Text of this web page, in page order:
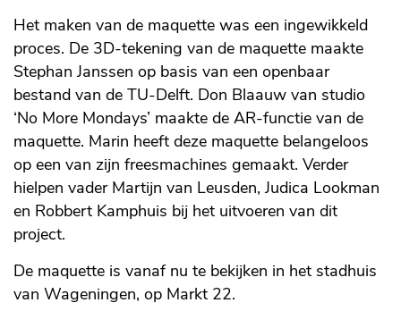
Het maken van de maquette was een ingewikkeld
proces. De 3D-tekening van de maquette maakte
Stephan Janssen op basis van een openbaar
bestand van de TU-Delft. Don Blaauw van studio
‘No More Mondays’ maakte de AR-functie van de
maquette. Marin heeft deze maquette belangeloos
op een van zijn freesmachines gemaakt. Verder
hielpen vader Martijn van Leusden, Judica Lookman
en Robbert Kamphuis bij het uitvoeren van dit
project.
De maquette is vanaf nu te bekijken in het stadhuis
van Wageningen, op Markt 22.